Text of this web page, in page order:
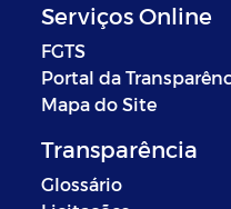
Serviços Online
FGTS
Portal da
Mapa do Site
Transparência
Glossário